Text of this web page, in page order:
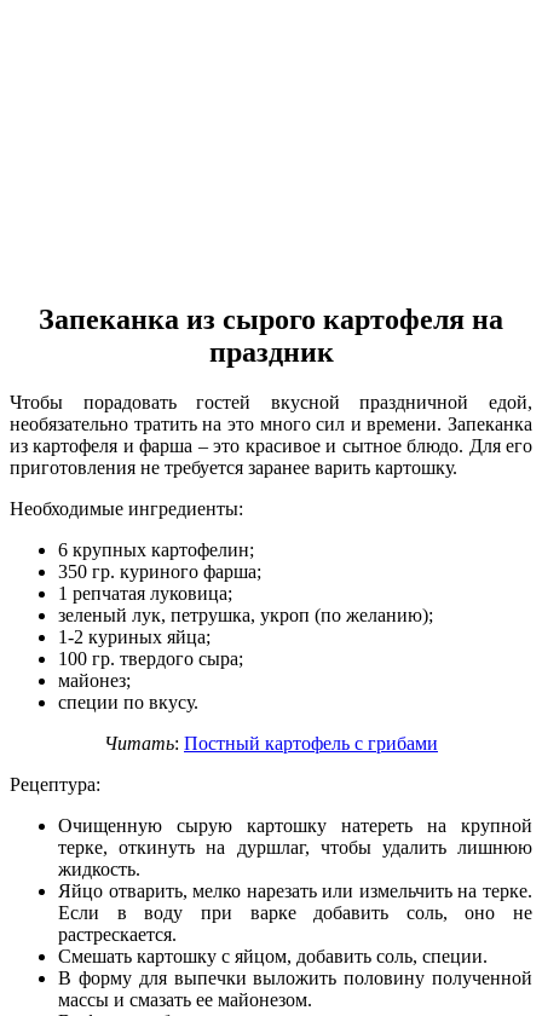
Запеканка из сырого картофеля на
праздник
Чтобы порадовать гостей вкусной праздничной едой,
необязательно тратить на это много сил и времени. Запеканка
из картофеля и фарша – это красивое и сытное блюдо. Для его
приготовления не требуется заранее варить картошку.
Необходимые ингредиенты:
6 крупных картофелин;
350 гр. куриного фарша;
1 репчатая луковица;
зеленый лук, петрушка, укроп (по желанию);
1-2 куриных яйца;
100 гр. твердого сыра;
майонез;
специи по вкусу.
Читать: Постный картофель с грибами
Рецептура:
Очищенную сырую картошку натереть на крупной
терке, откинуть на дуршлаг, чтобы удалить лишнюю
жидкость.
Яйцо отварить, мелко нарезать или измельчить на терке.
Если в воду при варке добавить соль, оно не
растрескается.
Смешать картошку с яйцом, добавить соль, специи.
В форму для выпечки выложить половину полученной
массы и смазать ее майонезом.